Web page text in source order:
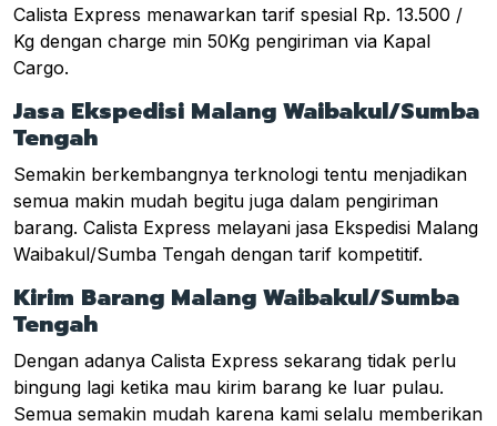
Calista Express menawarkan tarif spesial Rp. 13.500 /
Kg dengan charge min 50Kg pengiriman via Kapal
Cargo.
Jasa Ekspedisi Malang Waibakul/Sumba
Tengah
Semakin berkembangnya terknologi tentu menjadikan
semua makin mudah begitu juga dalam pengiriman
barang. Calista Express melayani jasa Ekspedisi Malang
Waibakul/Sumba Tengah dengan tarif kompetitif.
Kirim Barang Malang Waibakul/Sumba
Tengah
Dengan adanya Calista Express sekarang tidak perlu
bingung lagi ketika mau kirim barang ke luar pulau.
Semua semakin mudah karena kami selalu memberikan